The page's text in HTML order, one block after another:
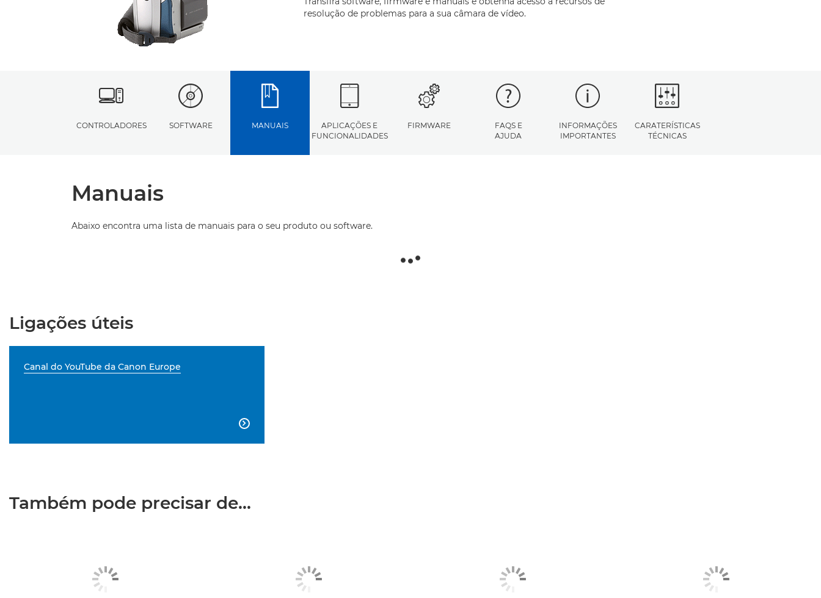
resolução de problemas para a sua câmara de vídeo.
CONTROLADORES SOFTWARE MANUAIS
APLICAÇÕES E
FUNCIONALIDADES
FIRMWARE
FAQS E
AJUDA
INFORMAÇÕES
IMPORTANTES
CARATERÍSTICAS
TÉCNICAS
Manuais
Abaixo encontra uma lista de manuais para o seu produto ou software.
Ligações úteis
Canal do YouTube da Canon Europe

Também pode precisar de...